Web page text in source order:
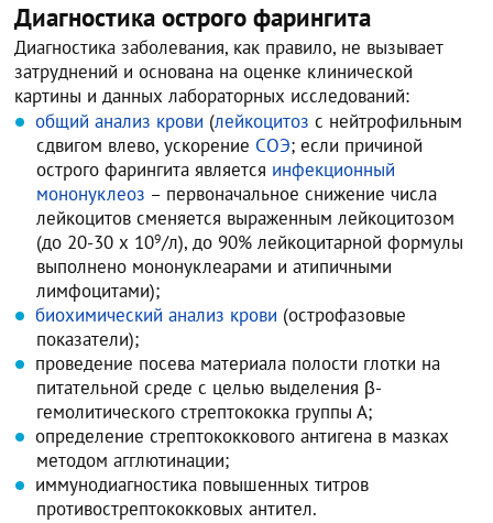
Диагностика острого фарингита
Диагностика заболевания, как правило, не вызывает
затруднений и основана на оценке клинической
картины и данных лабораторных исследований:
общий анализ крови (лейкоцитоз с нейтрофильным
сдвигом влево, ускорение СОЭ; если причиной
острого фарингита является инфекционный
мононуклеоз – первоначальное снижение числа
лейкоцитов сменяется выраженным лейкоцитозом
(до 20-30 х 109/л), до 90% лейкоцитарной формулы
выполнено мононуклеарами и атипичными
лимфоцитами);
биохимический анализ крови (острофазовые
показатели);
проведение посева материала полости глотки на
питательной среде с целью выделения β-
гемолитического стрептококка группы А;
определение стрептококкового антигена в мазках
методом агглютинации;
иммунодиагностика повышенных титров
противострептококковых антител.